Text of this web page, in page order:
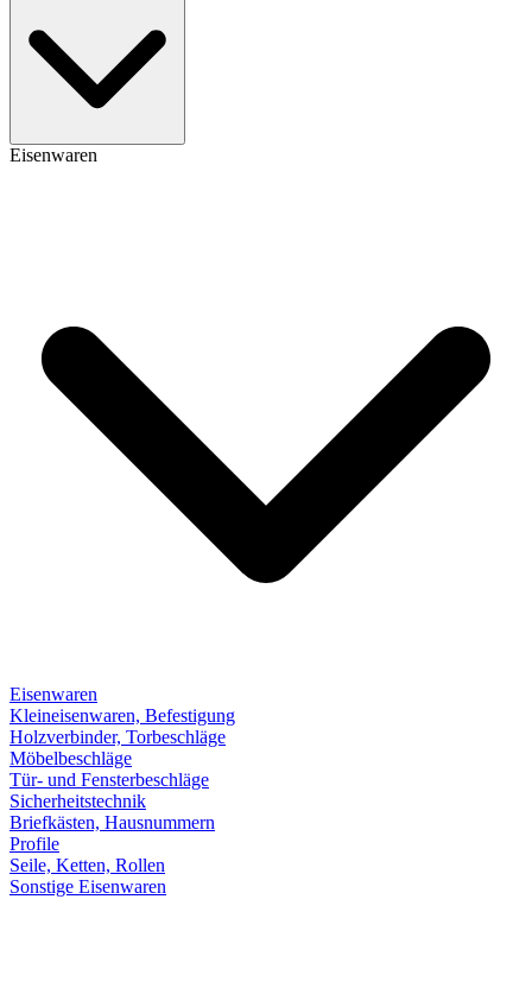
Eisenwaren
Eisenwaren
Kleineisenwaren, Befestigung
Holzverbinder, Torbeschläge
Möbelbeschläge
Tür- und Fensterbeschläge
Sicherheitstechnik
Briefkästen, Hausnummern
Profile
Seile, Ketten, Rollen
Sonstige Eisenwaren